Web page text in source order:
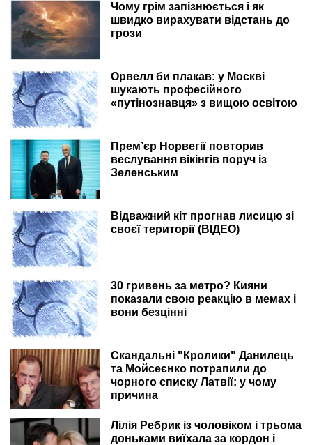
Чому грім запізнюється і як
швидко вирахувати відстань до
грози
Орвелл би плакав: у Москві
шукають професійного
«путінознавця» з вищою освітою
Прем’єр Норвегії повторив
веслування вікінгів поруч із
Зеленським
Відважний кіт прогнав лисицю зі
своєї території (ВІДЕО)
30 гривень за метро? Кияни
показали свою реакцію в мемах і
вони безцінні
Скандальні "Кролики" Данилець
та Мойсеєнко потрапили до
чорного списку Латвії: у чому
причина
Лілія Ребрик із чоловіком і трьома
доньками виїхала за кордон і